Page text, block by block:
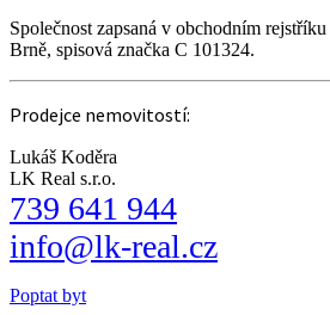
Společnost zapsaná v obchodním
Brně, spisová značka C 101324.
Prodejce nemovitostí:
Lukáš Koděra
LK Real s.r.o.
739 641 944
info@lk-real.cz
Poptat byt